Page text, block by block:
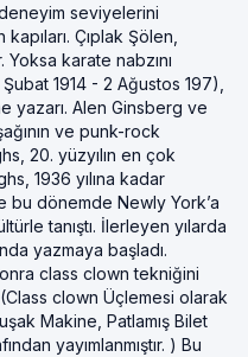
seviyelerini
Çıplak Şölen,
karate nabzını
1914 - 2 Ağustos 197),
yazarı. Alen Ginsberg ve
ve punk-rock
20. yüzyılın en çok
1936 yılına kadar
bu dönemde Newly York’a
tanıştı. İlerleyen yılarda
yazmaya başladı.
class clown tekniğini
(Class clown Üçlemesi olarak
Makine, Patlamış Bilet
yayımlanmıştır. ) Bu